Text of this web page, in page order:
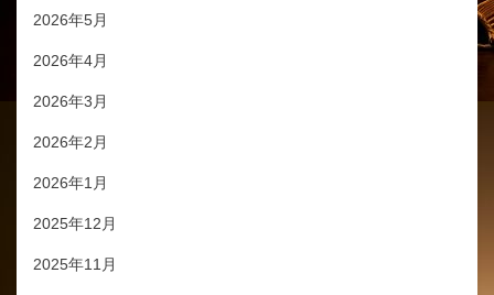
2026年5月
2026年4月
2026年3月
2026年2月
2026年1月
2025年12月
2025年11月